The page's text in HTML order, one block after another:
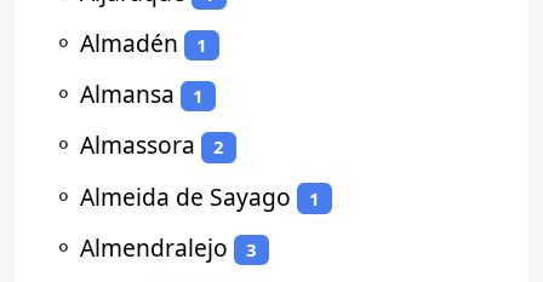
⚬ Almadén 1
⚬ Almansa 1
⚬ Almassora 2
⚬ Almeida de Sayago 1
⚬ Almendralejo 3